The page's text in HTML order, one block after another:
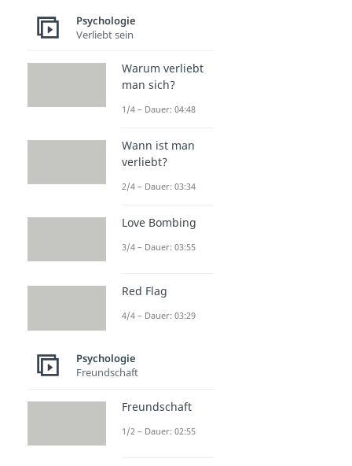
Psychologie
Verliebt sein
Warum verliebt
man sich?
1/4 – Dauer: 04:48
Wann ist man
verliebt?
2/4 – Dauer: 03:34
Love Bombing
3/4 – Dauer: 03:55
Red Flag
4/4 – Dauer: 03:29
Psychologie
Freundschaft
Freundschaft
1/2 – Dauer: 02:55